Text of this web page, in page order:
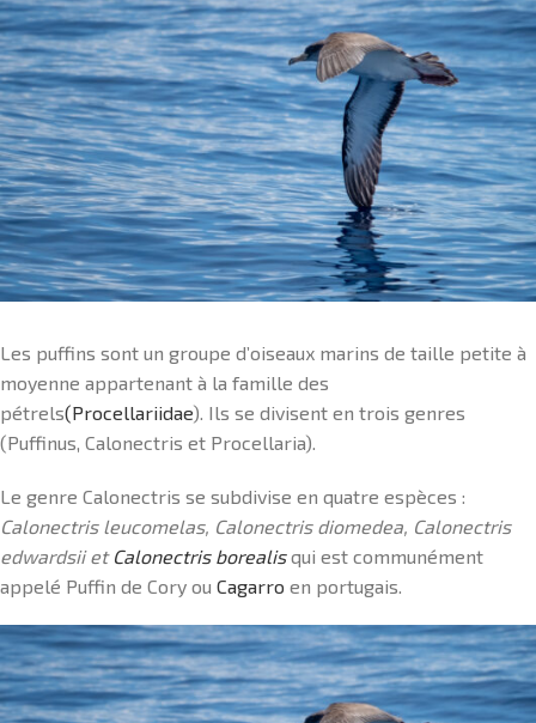
Les puffins sont un groupe d’oiseaux marins de taille petite à
moyenne appartenant à la famille des
pétrels(Procellariidae). Ils se divisent en trois genres
(Puffinus, Calonectris et Procellaria).
Le genre Calonectris se subdivise en quatre espèces :
Calonectris leucomelas, Calonectris diomedea, Calonectris
edwardsii et Calonectris borealisqui est communément
appelé Puffin de Cory ou Cagarro en portugais.